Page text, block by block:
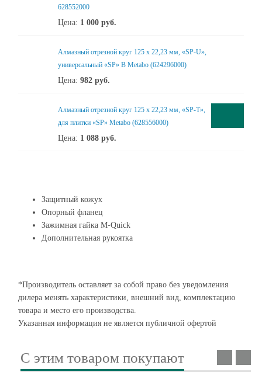
628552000
Цена: 1 000 руб.
Алмазный отрезной круг 125 x 22,23 мм, «SP-U»,
универсальный «SP» B Metabo (624296000)
Цена: 982 руб.
Алмазный отрезной круг 125 x 22,23 мм, «SP-T»,
для плитки «SP» Metabo (628556000)
Цена: 1 088 руб.
Защитный кожух
Опорный фланец
Зажимная гайка M-Quick
Дополнительная рукоятка
*Производитель оставляет за собой право без уведомления
дилера менять характеристики, внешний вид, комплектацию
товара и место его производства.
Указанная информация не является публичной офертой
С этим товаром покупают